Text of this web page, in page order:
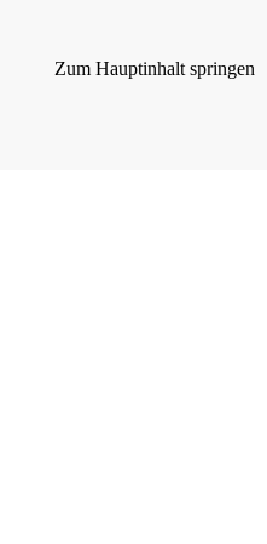
Zum Hauptinhalt springen